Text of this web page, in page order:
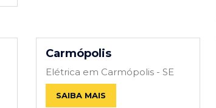
Carmópolis
Elétrica em Carmópolis - SE
SAIBA MAIS